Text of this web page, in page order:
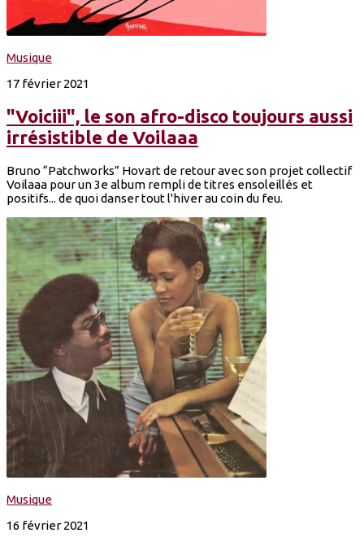
Musique
17 février 2021
"Voiciii", le son afro-disco toujours aussi
irrésistible de Voilaaa
Bruno “Patchworks” Hovart de retour avec son projet collectif
Voilaaa pour un 3e album rempli de titres ensoleillés et
positifs... de quoi danser tout l'hiver au coin du feu.
Musique
16 février 2021